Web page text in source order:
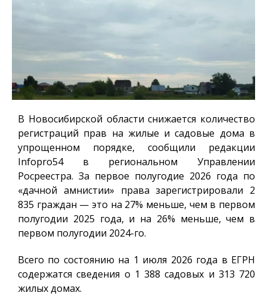
В Новосибирской области снижается количество
регистраций прав на жилые и садовые дома в
упрощенном порядке, сообщили редакции
Infopro54в региональном Управлении
Росреестра. За первое полугодие 2026 года по
«дачной амнистии» права зарегистрировали 2
835 граждан — это на 27% меньше, чем в первом
полугодии 2025 года, и на 26% меньше, чем в
первом полугодии 2024-го.
Всего по состоянию на 1 июля 2026 года в ЕГРН
содержатся сведения о 1 388 садовых и 313 720
жилых домах.